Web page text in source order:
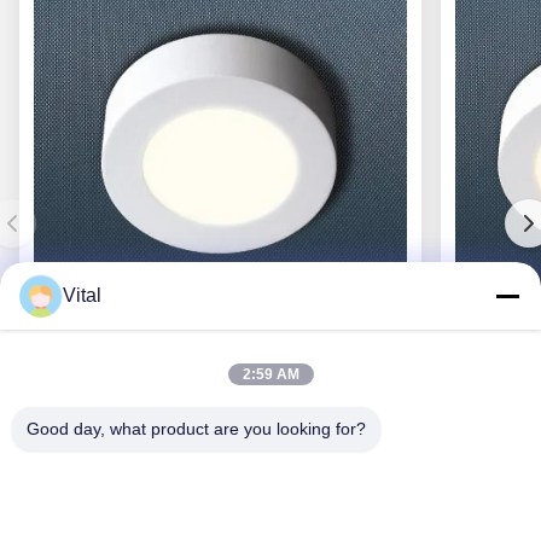
Najlepszą cenę
Vital
2:59 AM
Good day, what product are you looking for?